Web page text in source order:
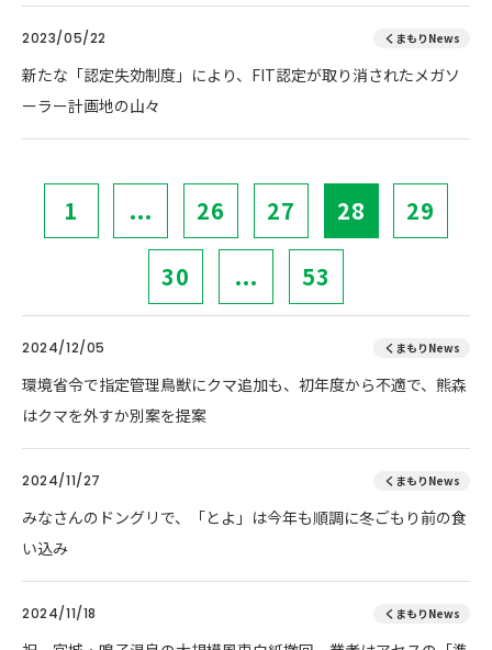
2023/05/22 くまもりNews
新たな「認定失効制度」により、FIT認定が取り消されたメガソ
ーラー計画地の山々
1 ... 26 27 28 29
30 ... 53
2024/12/05 くまもりNews
環境省令で指定管理鳥獣にクマ追加も、初年度から不適で、熊森
はクマを外すか別案を提案
2024/11/27 くまもりNews
みなさんのドングリで、「とよ」は今年も順調に冬ごもり前の食
い込み
2024/11/18 くまもりNews